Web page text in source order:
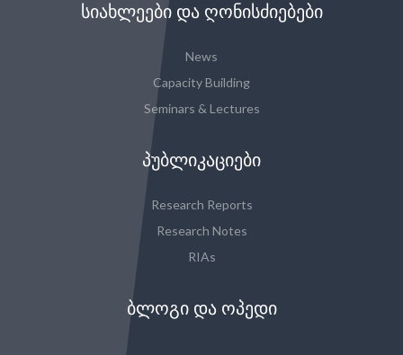
ᲡᲘᲐᲮᲚᲔᲔᲑᲘ ᲓᲐ ᲦᲝᲜᲘᲡᲫᲘᲔᲑᲔᲑᲘ
News
Capacity Building
Seminars & Lectures
ᲞᲣᲑᲚᲘᲙᲐᲪᲘᲔᲑᲘ
Research Reports
Research Notes
RIAs
ᲑᲚᲝᲒᲘ ᲓᲐ ᲝᲞᲔᲓᲘ